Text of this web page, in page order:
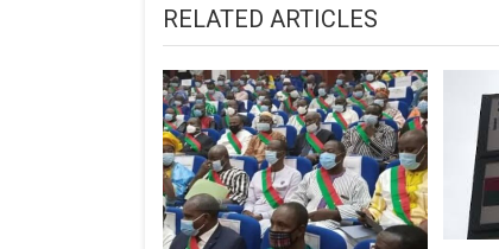
RELATED ARTICLES